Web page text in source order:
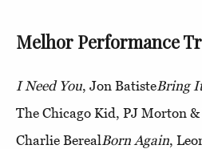
Melhor Performance
I Need You, Jon BatisteBring
The Chicago Kid, PJ Morton
Charlie BerealBorn Again,